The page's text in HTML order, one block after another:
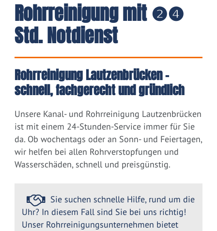
Rohrreinigung mit ❷❹
Std. Notdienst
Rohrreinigung Lautzenbrücken –
schnell, fachgerecht und gründlich
Unsere Kanal- und Rohrreinigung Lautzenbrücken
ist mit einem 24-Stunden-Service immer für Sie
da. Ob wochentags oder an Sonn- und Feiertagen,
wir helfen bei allen Rohrverstopfungen und
Wasserschäden, schnell und preisgünstig.
Sie suchen schnelle Hilfe, rund um die
Uhr? In diesem Fall sind Sie bei uns richtig!
Unser Rohrreinigungsunternehmen bietet